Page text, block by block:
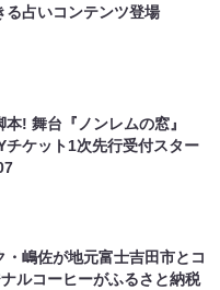
る占いコンテンツ登場
! 舞台『ノンレムの窓』
ケット1次先行受付スター
・嶋佐が地元富士吉田市とコ
ルコーヒーがふるさと納税